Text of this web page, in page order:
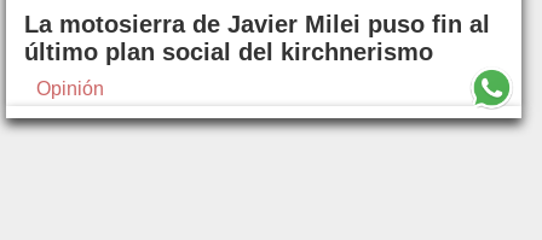
La motosierra de Javier Milei puso fin al
último plan social del kirchnerismo
Opinión